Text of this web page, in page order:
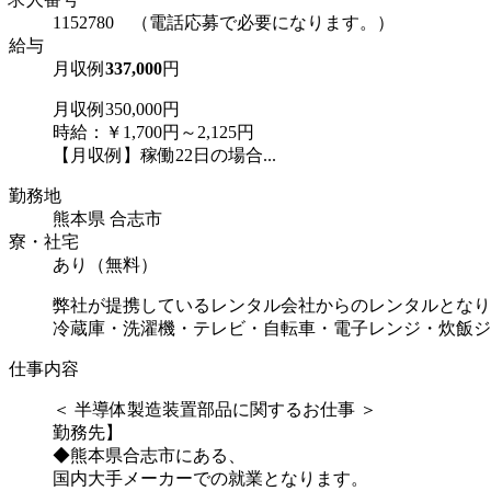
1152780 （電話応募で必要になります。）
給与
月収例 337,000円
月収例350,000円
時給：￥1,700円～2,125円
【月収例】稼働22日の場合...
勤務地
熊本県 合志市
寮・社宅
あり（無料）
弊社が提携しているレンタル会社からのレンタルとなり
冷蔵庫・洗濯機・テレビ・自転車・電子レンジ・炊飯ジ
仕事内容
＜ 半導体製造装置部品に関するお仕事 ＞
勤務先】
◆熊本県合志市にある、
国内大手メーカーでの就業となります。